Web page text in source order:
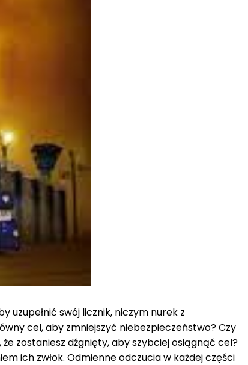
uzupełnić swój licznik, niczym nurek z
cel, aby zmniejszyć niebezpieczeństwo? Czy
zostaniesz dźgnięty, aby szybciej osiągnąć cel?
ich zwłok. Odmienne odczucia w każdej części